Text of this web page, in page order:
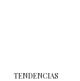
TENDENCIAS